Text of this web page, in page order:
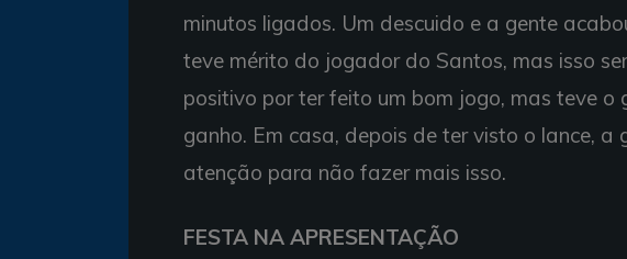
minutos ligados. Um descuido e a gente
teve mérito do jogador do Santos, mas isso
positivo por ter feito um bom jogo, mas teve
ganho. Em casa, depois de ter visto o lance, a
atenção para não fazer mais isso.
FESTA NA APRESENTAÇÃO